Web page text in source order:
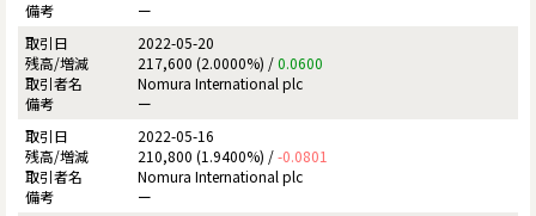
ー
2022-05-20
217,600 (2.0000%) /0.0600
Nomura International plc
ー
2022-05-16
210,800 (1.9400%) /-0.0801
Nomura International plc
ー